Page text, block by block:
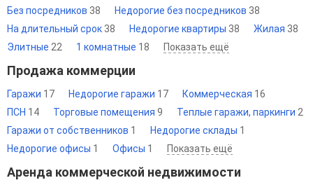
Без посредников 38 Недорогие без посредников 38
На длительный срок 38 Недорогие квартиры 38 Жилая 38
Элитные 22 1 комнатные 18 Показать ещё
Продажа коммерции
Гаражи 17 Недорогие гаражи 17 Коммерческая 16
ПСН 14 Торговые помещения 9 Теплые гаражи, паркинги 2
Гаражи от собственников 1 Недорогие склады 1
Недорогие офисы 1 Офисы 1 Показать ещё
Аренда коммерческой недвижимости